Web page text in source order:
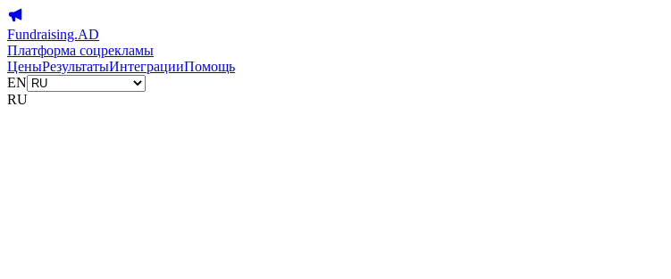
Fundraising.AD
Платформа соцрекламы
ЦеныРезультатыИнтеграцииПомощь
EN
RU